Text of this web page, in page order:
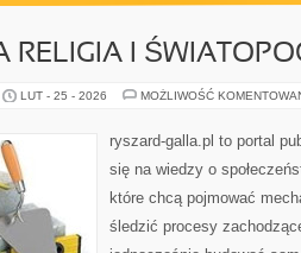
RELIGIA I
LUT - 25 - 2026 MOŻLIWOŚĆ
ryszard-galla.pl to portal
się na wiedzy o
które chcą pojmować
śledzić procesy